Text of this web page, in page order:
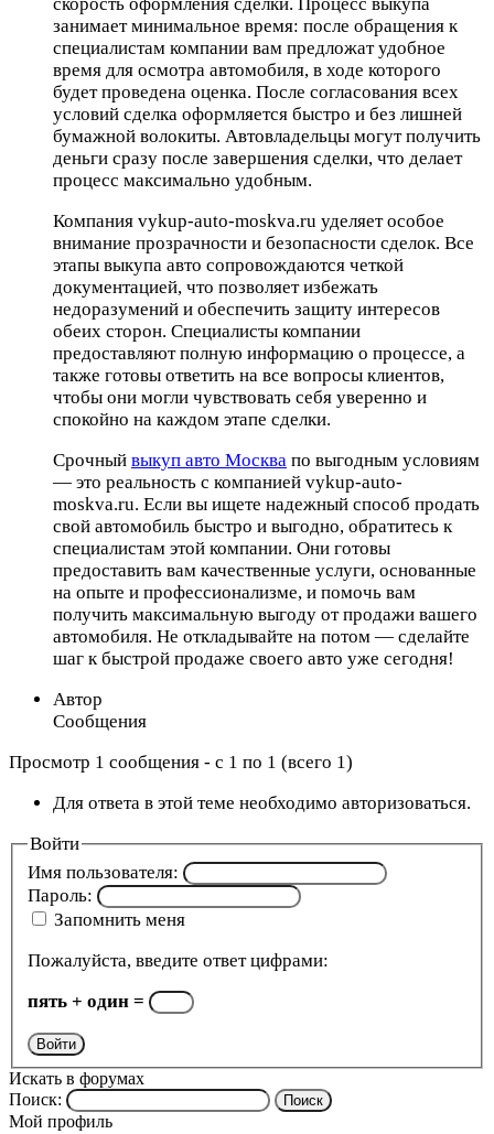
занимает минимальное время: после обращения к
специалистам компании вам предложат удобное
время для осмотра автомобиля, в ходе которого
будет проведена оценка. После согласования всех
условий сделка оформляется быстро и без лишней
бумажной волокиты. Автовладельцы могут получить
деньги сразу после завершения сделки, что делает
процесс максимально удобным.
Компания vykup-auto-moskva.ru уделяет особое
внимание прозрачности и безопасности сделок. Все
этапы выкупа авто сопровождаются четкой
документацией, что позволяет избежать
недоразумений и обеспечить защиту интересов
обеих сторон. Специалисты компании
предоставляют полную информацию о процессе, а
также готовы ответить на все вопросы клиентов,
чтобы они могли чувствовать себя уверенно и
спокойно на каждом этапе сделки.
Срочный выкуп авто Москва по выгодным условиям
— это реальность с компанией vykup-auto-
moskva.ru. Если вы ищете надежный способ продать
свой автомобиль быстро и выгодно, обратитесь к
специалистам этой компании. Они готовы
предоставить вам качественные услуги, основанные
на опыте и профессионализме, и помочь вам
получить максимальную выгоду от продажи вашего
автомобиля. Не откладывайте на потом — сделайте
шаг к быстрой продаже своего авто уже сегодня!
Автор
Сообщения
Просмотр 1 сообщения - с 1 по 1 (всего 1)
Для ответа в этой теме необходимо авторизоваться.
Войти
Имя пользователя:
Пароль:
Запомнить меня
Пожалуйста, введите ответ цифрами:
пять + один =
Войти
Искать в форумах
Поиск:
Мой профиль